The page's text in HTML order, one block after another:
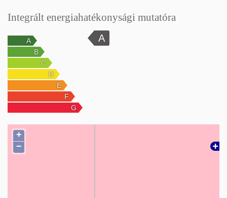
Integrált energiahatékonysági mutatóra
+
−